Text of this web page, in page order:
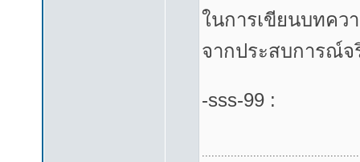
ในการเขียนบทคว
จากประสบการณ์จ
-sss-99 :